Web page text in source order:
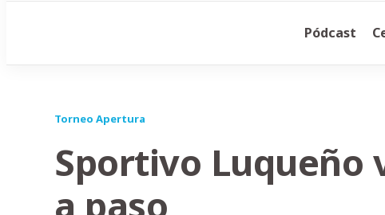
Pódcast
Torneo Apertura
Sportivo Luqueño
a paso